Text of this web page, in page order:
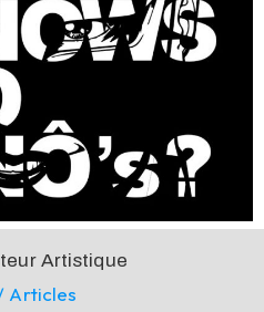
Artistique
Articles